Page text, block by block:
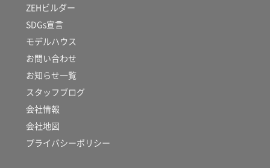
ZEHビルダー
SDGs宣言
モデルハウス
お問い合わせ
お知らせ一覧
スタッフブログ
会社情報
会社地図
プライバシーポリシー